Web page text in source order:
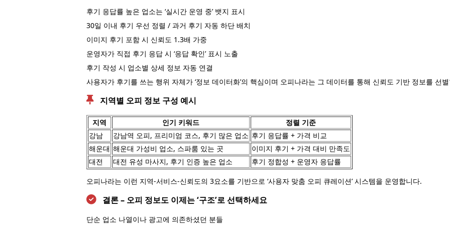
후기 응답률 높은 업소는 ‘실시간 운영 중’ 뱃지 표시
30일 이내 후기 우선 정렬 / 과거 후기 자동 하단 배치
이미지 후기 포함 시 신뢰도 1.3배 가중
운영자가 직접 후기 응답 시 ‘응답 확인’ 표시 노출
후기 작성 시 업소별 상세 정보 자동 연결
사용자가 후기를 쓰는 행위 자체가 ‘정보 데이터화’의 핵심이며 오피나라는 그 데이터를 통해 신뢰도 기반 정보를 선
지역별 오피 정보 구성 예시
지역 인기 키워드
정렬 기준
강남
강남역 오피, 프리미엄 코스, 후기 많은 업소 후기 응답률 + 가격 비교
해운대 해운대 가성비 업소, 스파룸 있는 곳
이미지 후기 + 가격 대비 만족도
대전
대전 유성 마사지, 후기 인증 높은 업소 후기 정합성 + 운영자 응답률
오피나라는 이런 지역-서비스-신뢰도의 3요소를 기반으로 ‘사용자 맞춤 오피 큐레이션’ 시스템을 운영합니다.
결론 – 오피 정보도 이제는 ‘구조’로 선택하세요
단순 업소 나열이나 광고에 의존하셨던 분들